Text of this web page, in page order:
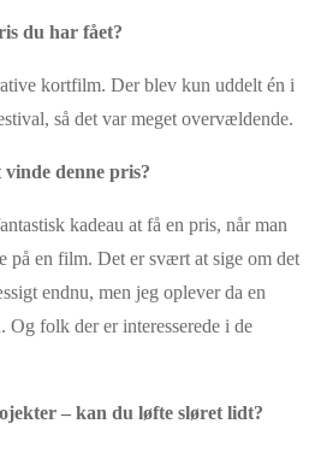
du har fået?
kortfilm. Der blev kun uddelt én i
så det var meget overvældende.
denne pris?
kadeau at få en pris, når man
på en film. Det er svært at sige om det
endnu, men jeg oplever da en
Og folk der er interesserede i de
– kan du løfte sløret lidt?